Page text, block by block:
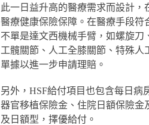
此一日益升高的醫療需求而設計
醫療健康保險保障。在醫療手段符
不單是達文西機械手臂，如螺旋
工髖關節、人工全膝關節、特殊
單據以進一步申請理賠。
另外，HSF給付項目也包含每日病
器官移植保險金、住院日額保險
及日額型，擇優給付。